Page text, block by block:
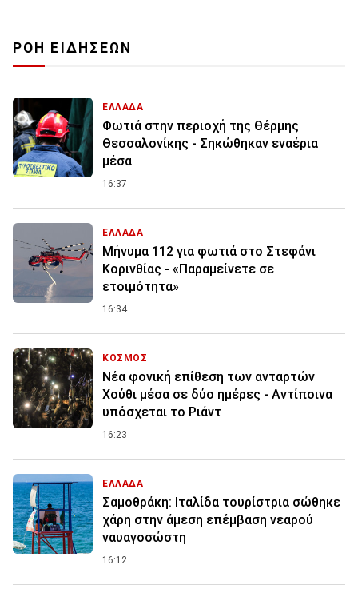
ΡΟΗ ΕΙΔΗΣΕΩΝ
ΕΛΛΑΔΑ
Φωτιά στην περιοχή της Θέρμης
Θεσσαλονίκης - Σηκώθηκαν εναέρια
μέσα
16:37
ΕΛΛΑΔΑ
Μήνυμα 112 για φωτιά στο Στεφάνι
Κορινθίας - «Παραμείνετε σε
ετοιμότητα»
16:34
ΚΟΣΜΟΣ
Νέα φονική επίθεση των ανταρτών
Χούθι μέσα σε δύο ημέρες - Αντίποινα
υπόσχεται το Ριάντ
16:23
ΕΛΛΑΔΑ
Σαμοθράκη: Ιταλίδα τουρίστρια σώθηκε
χάρη στην άμεση επέμβαση νεαρού
ναυαγοσώστη
16:12